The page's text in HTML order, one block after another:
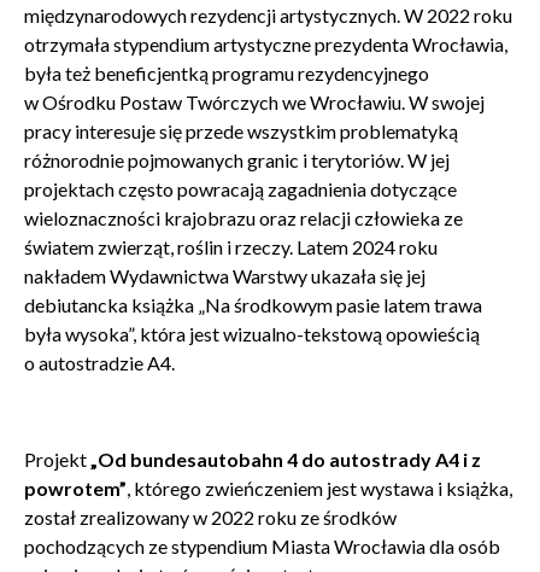
Dołącz do newslettera
międzynarodowych rezydencji artystycznych. W 2022 roku
otrzymała stypendium artystyczne prezydenta Wrocławia,
była też beneficjentką programu rezydencyjnego
w Ośrodku Postaw Twórczych we Wrocławiu. W swojej
pracy interesuje się przede wszystkim problematyką
różnorodnie pojmowanych granic i terytoriów. W jej
projektach często powracają zagadnienia dotyczące
wieloznaczności krajobrazu oraz relacji człowieka ze
światem zwierząt, roślin i rzeczy. Latem 2024 roku
nakładem Wydawnictwa Warstwy ukazała się jej
debiutancka książka „Na środkowym pasie latem trawa
była wysoka”, która jest wizualno-tekstową opowieścią
o autostradzie A4.
Projekt„Od bundesautobahn 4 do autostrady A4 i z
powrotem”, którego zwieńczeniem jest wystawa i książka,
został zrealizowany w 2022 roku ze środków
pochodzących ze stypendium Miasta Wrocławia dla osób